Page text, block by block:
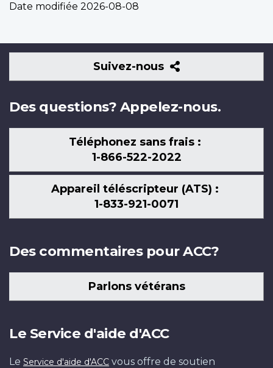
Date modifiée 2026-08-08
Suivez-nous
Suivez-
nous
Des questions? Appelez-nous.
Téléphonez sans frais :
1-866-522-2022
Appareil téléscripteur (ATS) :
1-833-921-0071
Des commentaires pour ACC?
Parlons vétérans
Le Service d'aide d'ACC
Le Service d'aide d'ACC vous offre de soutien